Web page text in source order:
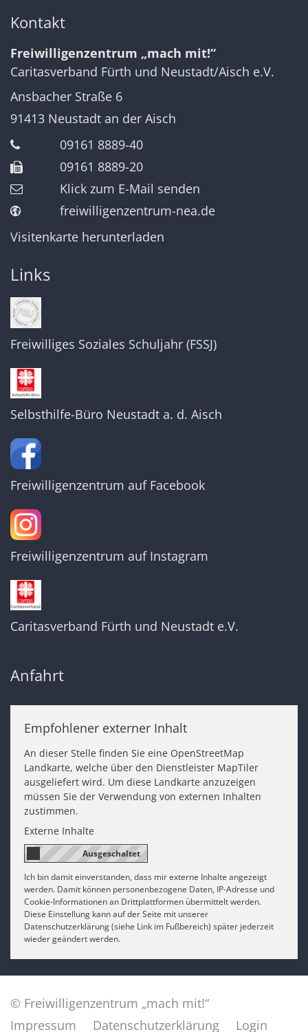
Kontakt
Freiwilligenzentrum „mach mit!“
Caritasverband Fürth und Neustadt/Aisch e.V.
Ansbacher Straße 6
91413 Neustadt an der Aisch
09161 8889-40
09161 8889-20
Klick zum E-Mail senden
freiwilligenzentrum-nea.de
Visitenkarte herunterladen
Links
Freiwilliges Soziales Schuljahr (FSSJ)
Selbsthilfe-Büro Neustadt a. d. Aisch
Freiwilligenzentrum auf Facebook
Freiwilligenzentrum auf Instagram
Caritasverband Fürth und Neustadt e.V.
Anfahrt
Empfohlener externer Inhalt
An dieser Stelle finden Sie eine OpenStreetMap
Landkarte, welche über den Dienstleister MapTiler
ausgeliefert wird. Um diese Landkarte anzuzeigen
müssen Sie der Verwendung von externen Inhalten
zustimmen.
Externe Inhalte
Ich bin damit einverstanden, dass mir externe Inhalte angezeigt
werden. Damit können personenbezogene Daten, IP-Adresse und
Cookie-Informationen an Drittplattformen übermittelt werden.
Diese Einstellung kann auf der Seite mit unserer
Datenschutzerklärung (siehe Link im Fußbereich) später jederzeit
wieder geändert werden.
© Freiwilligenzentrum „mach mit!“
Impressum
Datenschutzerklärung Login